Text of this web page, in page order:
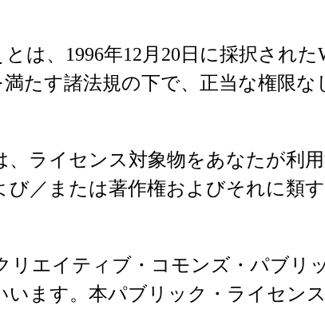
とは、1996年12月20日に採択され
たす諸法規の下で、正当な権限
、ライセンス対象物をあなたが利
／または著作権およびそれに類
リエイティブ・コモンズ・パブリ
ます。本パブリック・ライセン